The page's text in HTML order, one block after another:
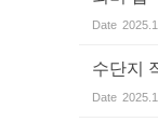
Date
수단지
Date